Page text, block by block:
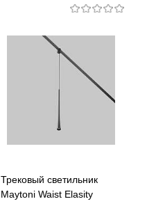
Трековый светильник
Maytoni Waist Elasity